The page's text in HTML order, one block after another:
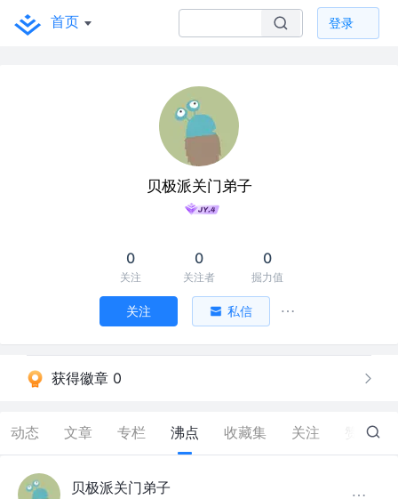
首页 登录
贝极派关门弟子
0
关注
0
关注者
0
掘力值
关注 私信
获得徽章 0
动态 文章 专栏 沸点 收藏集 关注 0
贝极派关门弟子